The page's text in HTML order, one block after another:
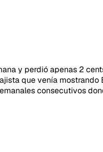
y perdió apenas 2
que venía
consecutivos